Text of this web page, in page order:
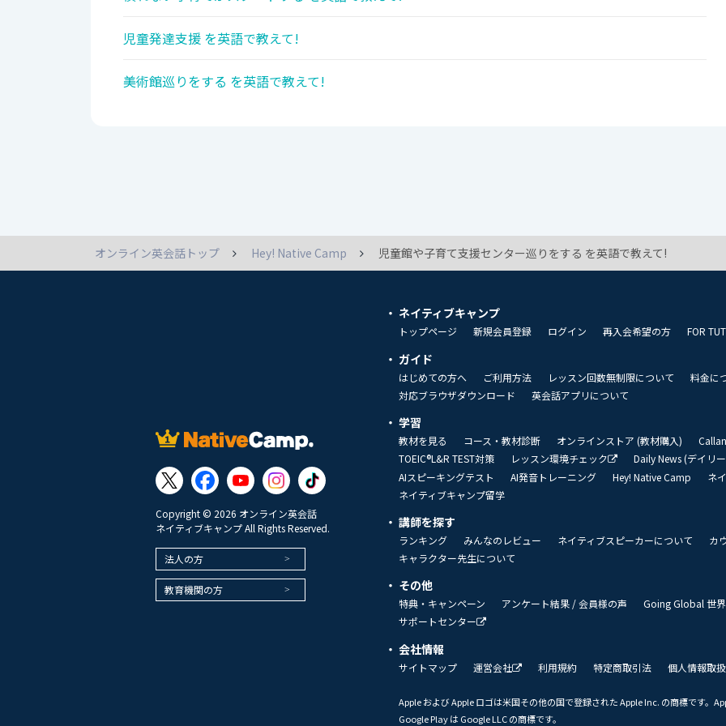
児童発達支援 を英語で教えて!
美術館巡りをする を英語で教えて!
オンライン英会話トップ Hey! Native Camp 児童館や子育て支援センター巡りをする を英語で教えて!
Copyright © 2026 オンライン英会話
ネイティブキャンプ All Rights Reserved.
法人の方
教育機関の方
ネイティブキャンプ
トップページ 新規会員登録 ログイン 再入会希望の方 FOR
ガイド
はじめての方へ ご利用方法 レッスン回数無制限について
料金に
対応ブラウザダウンロード
英会話アプリについて
学習
教材を見る コース・教材診断 オンラインストア (教材購入)
TOEIC®L&R TEST対策
レッスン環境チェック
Daily News (デイリ
AIスピーキングテスト
AI発音トレーニング Hey! Native Camp
ネ
ネイティブキャンプ留学
講師を探す
ランキング みんなのレビュー ネイティブスピーカーについて
カ
キャラクター先生について
その他
特典・キャンペーン アンケート結果 / 会員様の声
Going Global 世
サポートセンター
会社情報
サイトマップ 運営会社 利用規約 特定商取引法 個人情報取
Apple および Apple ロゴは米国その他の国で登録された Apple Inc. の商標です。
Google Play は Google LLC の商標です。